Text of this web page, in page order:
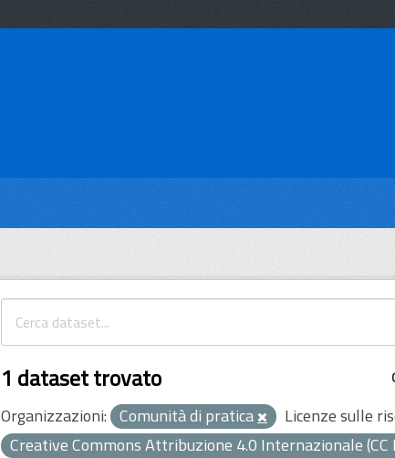
1 dataset trovato
Organizzazioni: Comunità di pratica
Licenze sulle
Creative Commons Attribuzione 4.0 Internazionale (CC